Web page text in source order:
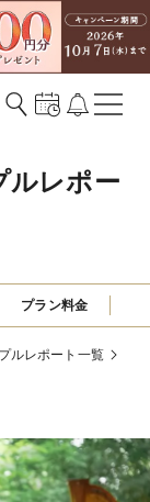
ルレポー
プラン料金
ルレポート一覧